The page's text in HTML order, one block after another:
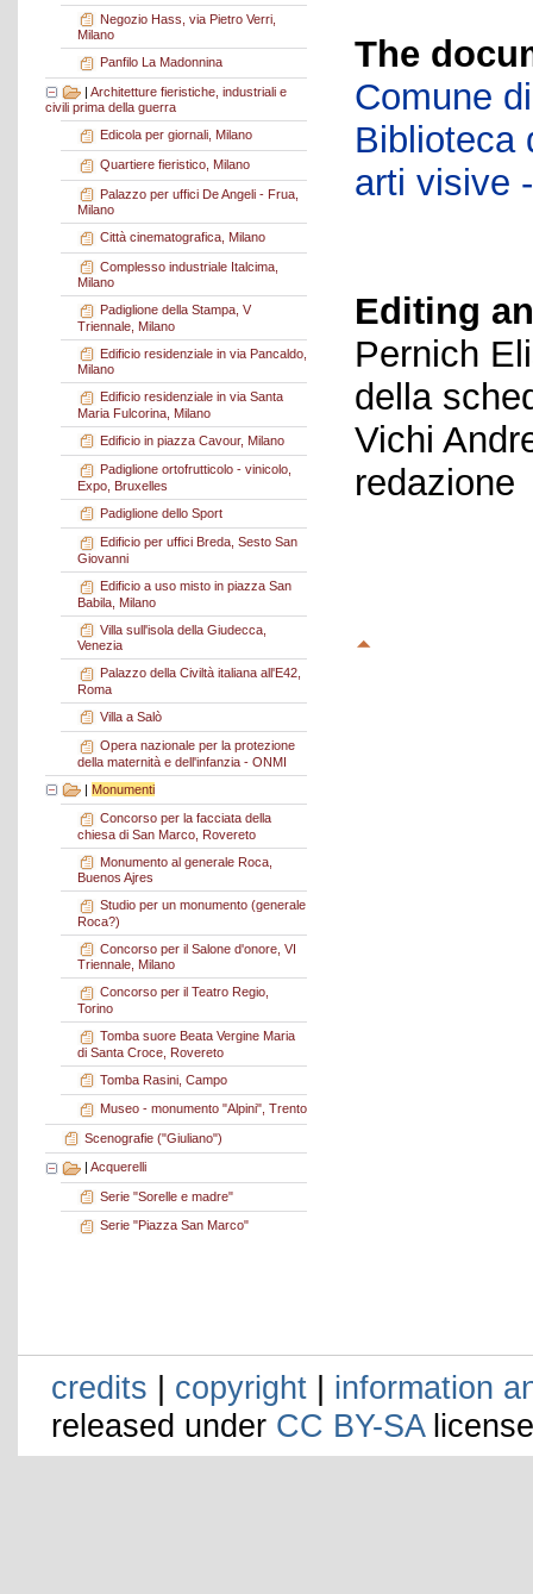
Negozio Hass, via Pietro Verri,
Milano
Panfilo La Madonnina
| Architetture fieristiche, industriali e
civili prima della guerra
Edicola per giornali, Milano
Quartiere fieristico, Milano
Palazzo per uffici De Angeli - Frua,
Milano
Città cinematografica, Milano
Complesso industriale Italcima,
Milano
Padiglione della Stampa, V
Triennale, Milano
Edificio residenziale in via Pancaldo,
Milano
Edificio residenziale in via Santa
Maria Fulcorina, Milano
Edificio in piazza Cavour, Milano
Padiglione ortofrutticolo - vinicolo,
Expo, Bruxelles
Padiglione dello Sport
Edificio per uffici Breda, Sesto San
Giovanni
Edificio a uso misto in piazza San
Babila, Milano
Villa sull'isola della Giudecca,
Venezia
Palazzo della Civiltà italiana all'E42,
Roma
Villa a Salò
Opera nazionale per la protezione
della maternità e dell'infanzia - ONMI
| Monumenti
Concorso per la facciata della
chiesa di San Marco, Rovereto
Monumento al generale Roca,
Buenos Ajres
Studio per un monumento (generale
Roca?)
Concorso per il Salone d'onore, VI
Triennale, Milano
Concorso per il Teatro Regio,
Torino
Tomba suore Beata Vergine Maria
di Santa Croce, Rovereto
Tomba Rasini, Campo
Museo - monumento "Alpini", Trento
Scenografie ("Giuliano")
Acquerelli
Serie "Sorelle e madre"
Serie "Piazza San Marco"
The
Comune
Biblioteca
arti visive
Editing
Pernich
della
Vichi
redazione
credits | copyright | information
released under CC BY-SA